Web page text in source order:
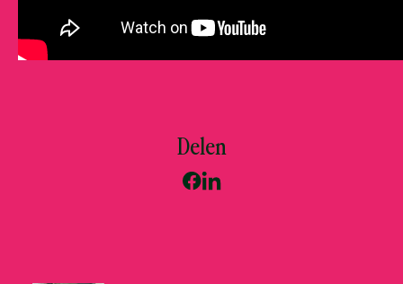
Delen